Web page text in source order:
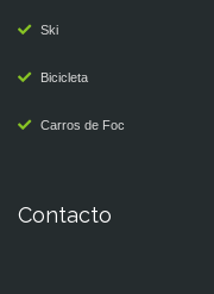
Ski
Bicicleta
Carros de Foc
Contacto